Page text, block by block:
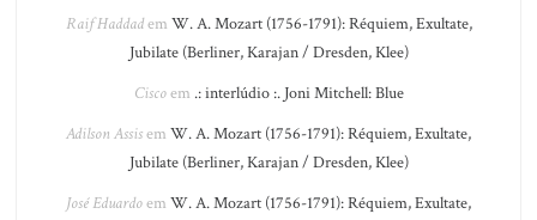
Raif Haddadem W. A. Mozart (1756-1791): Réquiem, Exultate,
Jubilate (Berliner, Karajan / Dresden, Klee)
Ciscoem .: interlúdio :. Joni Mitchell: Blue
Adilson Assisem W. A. Mozart (1756-1791): Réquiem, Exultate,
Jubilate (Berliner, Karajan / Dresden, Klee)
José Eduardoem W. A. Mozart (1756-1791): Réquiem, Exultate,